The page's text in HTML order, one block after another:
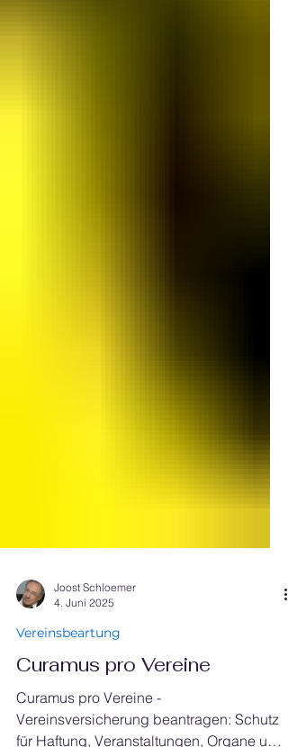
Joost Schloemer
4. Juni 2025
Vereinsbeartung
Curamus pro Vereine
Curamus pro Vereine -